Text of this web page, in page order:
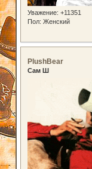
Уважение: +11351
Пол: Женский
PlushBear
Сам Ш